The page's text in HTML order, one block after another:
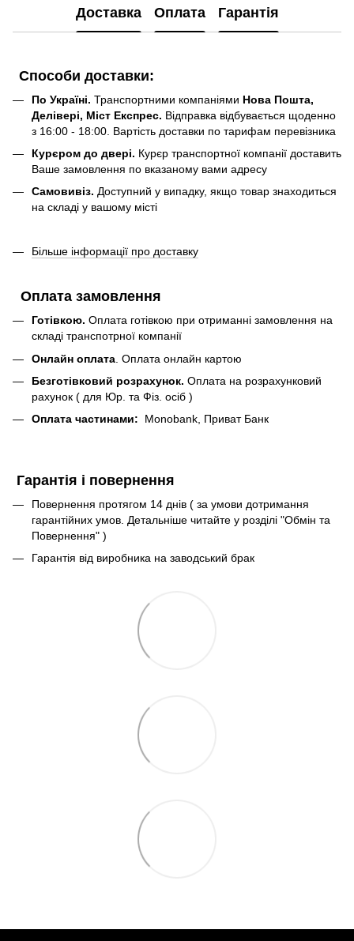
Доставка Оплата Гарантія
Способи доставки:
По Україні. Транспортними компаніями Нова Пошта,
Делівері, Міст Експрес. Відправка відбувається щоденно
з 16:00 - 18:00. Вартість доставки по тарифам перевізника
Курєром до двері. Курєр транспортної компанії доставить
Ваше замовлення по вказаному вами адресу
Самовивіз. Доступний у випадку, якщо товар знаходиться
на складі у вашому місті
Більше інформації про доставку
Оплата замовлення
Готівкою. Оплата готівкою при отриманні замовлення на
складі транспотрної компанії
Онлайн оплата . Оплата онлайн картою
Безготівковий розрахунок. Оплата на розрахунковий
рахунок ( для Юр. та Фіз. осіб )
Оплата частинами: Monobank, Приват Банк
Гарантія і повернення
Повернення протягом 14 днів ( за умови дотримання
гарантійних умов. Детальніше читайте у розділі "Обмін та
Повернення" )
Гарантія від виробника на заводський брак